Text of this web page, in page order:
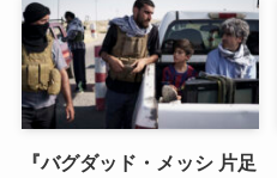
『バグダッド・メッシ 片足